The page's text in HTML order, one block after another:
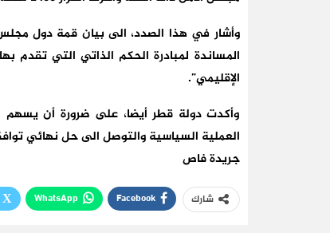
المساندة لمبادرة الحكم الذاتي التي تقدم
الإقليمي”.
وأكدت دولة قطر أيضا، على ضرورة أن يسهم
العملية السياسية والتوصل الى حل نهائي
جريدة فاص
شارك Facebook
WhatsApp